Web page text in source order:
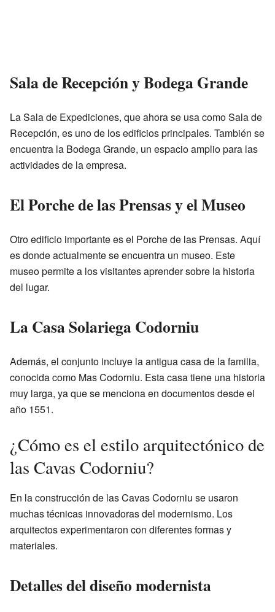
Sala de Recepción y Bodega Grande
La Sala de Expediciones, que ahora se usa como Sala de
Recepción, es uno de los edificios principales. También se
encuentra la Bodega Grande, un espacio amplio para las
actividades de la empresa.
El Porche de las Prensas y el Museo
Otro edificio importante es el Porche de las Prensas. Aquí
es donde actualmente se encuentra un museo. Este
museo permite a los visitantes aprender sobre la historia
del lugar.
La Casa Solariega Codorniu
Además, el conjunto incluye la antigua casa de la familia,
conocida como Mas Codorniu. Esta casa tiene una historia
muy larga, ya que se menciona en documentos desde el
año 1551.
¿Cómo es el estilo arquitectónico de
las Cavas Codorniu?
En la construcción de las Cavas Codorniu se usaron
muchas técnicas innovadoras del modernismo. Los
arquitectos experimentaron con diferentes formas y
materiales.
Detalles del diseño modernista